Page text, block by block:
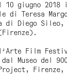
10 giugno 2018
di Teresa
di Diego
Film
Museo del
Firenze,